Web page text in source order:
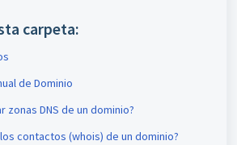
carpeta:
de Dominio
zonas DNS de un dominio?
contactos (whois) de un dominio?